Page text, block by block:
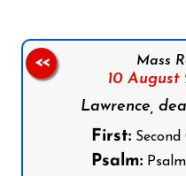
Mass
10 August
Lawrence,
First:
Psalm:
<<